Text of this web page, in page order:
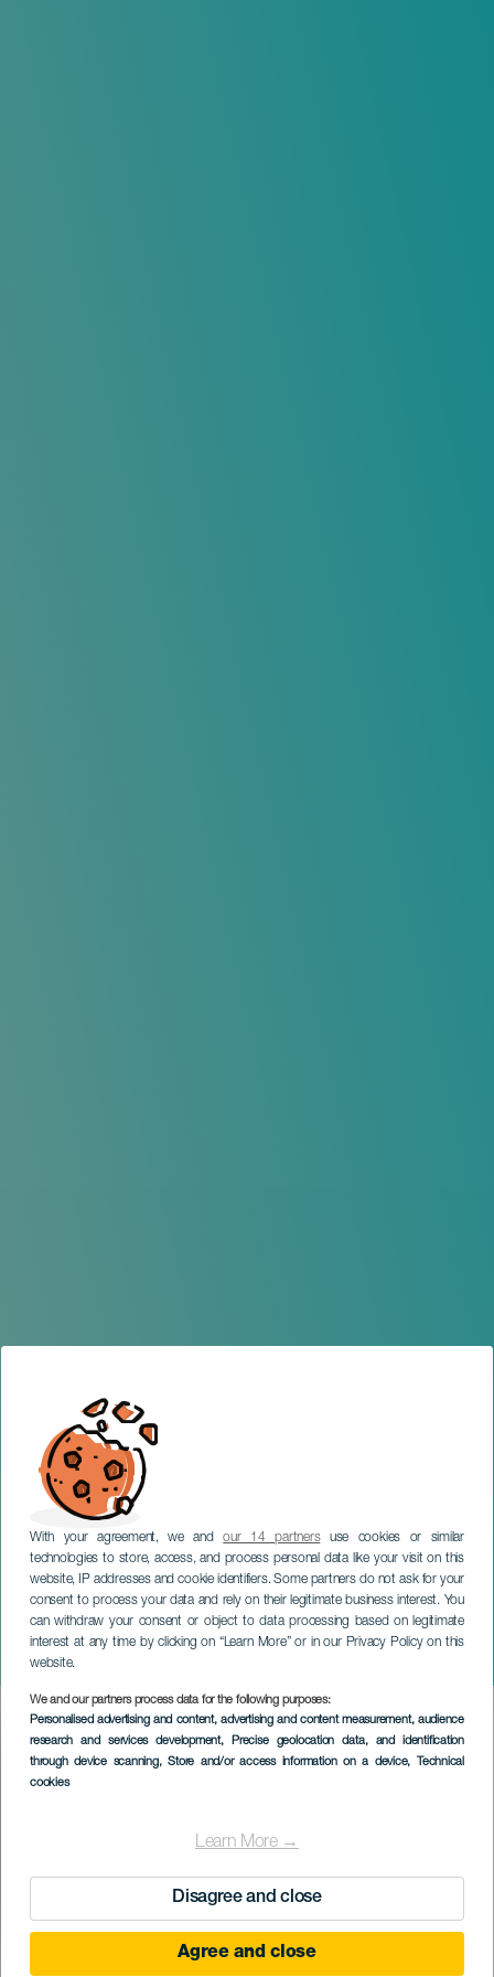
With your agreement, we andour 14 partnersuse cookies or similar
technologies to store, access, and process personal data like your visit on this
website, IP addresses and cookie identifiers. Some partners do not ask for your
consent to process your data and rely on their legitimate business interest. You
can withdraw your consent or object to data processing based on legitimate
interest at any time by clicking on “Learn More” or in our Privacy Policy on this
website.
We and our partners process data for the following purposes:
Personalised advertising and content, advertising and content measurement, audience
research and services development, Precise geolocation data, and identification
through device scanning, Store and/or access information on a device, Technical
cookies
Learn More →
Disagree and close
Agree and close
Miguel Poveda koncerten
TENERIFE
Imagen
Listado